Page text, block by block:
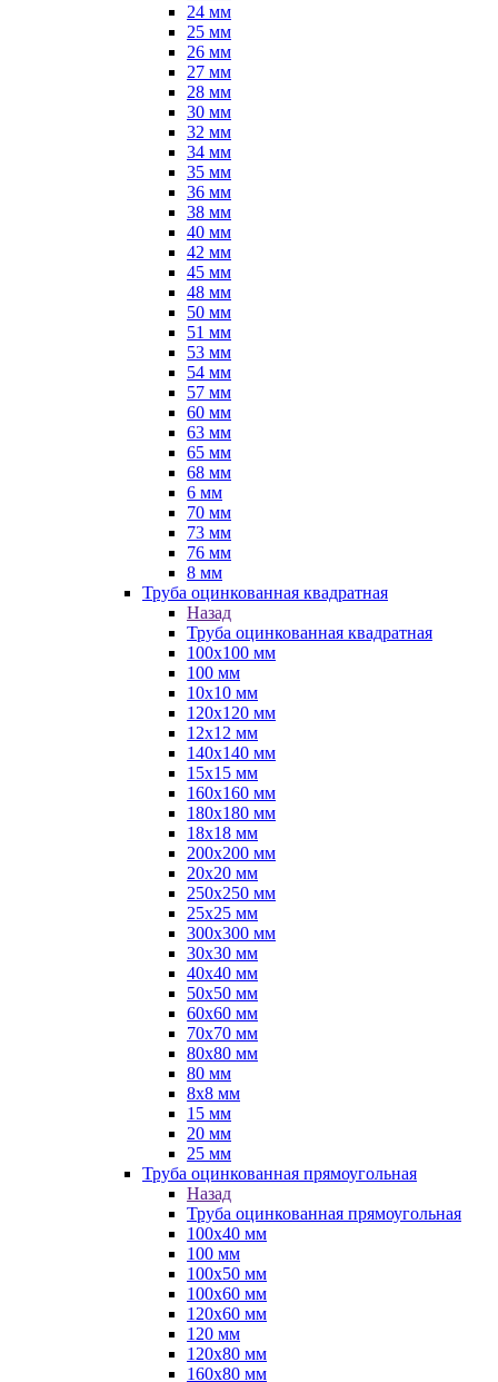
24 мм
25 мм
26 мм
27 мм
28 мм
30 мм
32 мм
34 мм
35 мм
36 мм
38 мм
40 мм
42 мм
45 мм
48 мм
50 мм
51 мм
53 мм
54 мм
57 мм
60 мм
63 мм
65 мм
68 мм
6 мм
70 мм
73 мм
76 мм
8 мм
Труба оцинкованная квадратная
Назад
Труба оцинкованная квадратная
100х100 мм
100 мм
10х10 мм
120х120 мм
12х12 мм
140х140 мм
15х15 мм
160х160 мм
180х180 мм
18х18 мм
200х200 мм
20х20 мм
250х250 мм
25х25 мм
300х300 мм
30х30 мм
40х40 мм
50х50 мм
60х60 мм
70х70 мм
80х80 мм
80 мм
8х8 мм
15 мм
20 мм
25 мм
Труба оцинкованная прямоугольная
Назад
Труба оцинкованная прямоугольная
100х40 мм
100 мм
100х50 мм
100х60 мм
120х60 мм
120 мм
120х80 мм
160х80 мм